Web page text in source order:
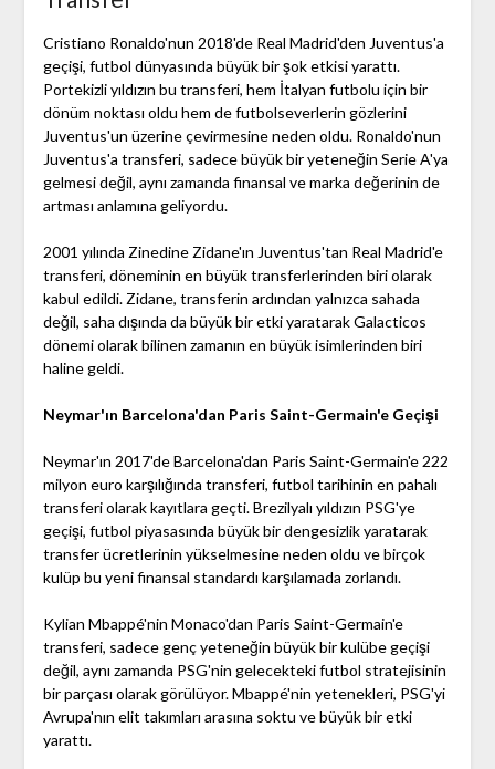
Cristiano Ronaldo'nun 2018'de Real Madrid'den Juventus'a
geçişi, futbol dünyasında büyük bir şok etkisi yarattı.
Portekizli yıldızın bu transferi, hem İtalyan futbolu için bir
dönüm noktası oldu hem de futbolseverlerin gözlerini
Juventus'un üzerine çevirmesine neden oldu. Ronaldo'nun
Juventus'a transferi, sadece büyük bir yeteneğin Serie A'ya
gelmesi değil, aynı zamanda finansal ve marka değerinin de
artması anlamına geliyordu.
2001 yılında Zinedine Zidane'ın Juventus'tan Real Madrid'e
transferi, döneminin en büyük transferlerinden biri olarak
kabul edildi. Zidane, transferin ardından yalnızca sahada
değil, saha dışında da büyük bir etki yaratarak Galacticos
dönemi olarak bilinen zamanın en büyük isimlerinden biri
haline geldi.
Neymar'ın Barcelona'dan Paris Saint-Germain'e Geçişi
Neymar'ın 2017'de Barcelona'dan Paris Saint-Germain'e 222
milyon euro karşılığında transferi, futbol tarihinin en pahalı
transferi olarak kayıtlara geçti. Brezilyalı yıldızın PSG'ye
geçişi, futbol piyasasında büyük bir dengesizlik yaratarak
transfer ücretlerinin yükselmesine neden oldu ve birçok
kulüp bu yeni finansal standardı karşılamada zorlandı.
Kylian Mbappé'nin Monaco'dan Paris Saint-Germain'e
transferi, sadece genç yeteneğin büyük bir kulübe geçişi
değil, aynı zamanda PSG'nin gelecekteki futbol stratejisinin
bir parçası olarak görülüyor. Mbappé'nin yetenekleri, PSG'yi
Avrupa'nın elit takımları arasına soktu ve büyük bir etki
yarattı.